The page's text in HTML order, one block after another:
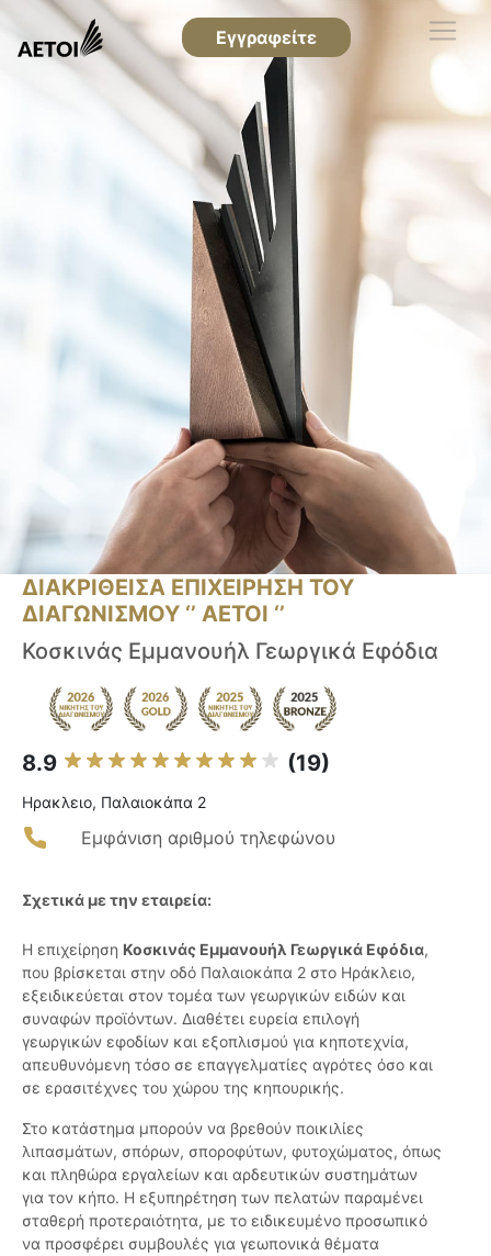
Εγγραφείτε
ΔΙΑΚΡΙΘΕΙΣΑ ΕΠΙΧΕΙΡΗΣΗ ΤΟΥ
ΔΙΑΓΩΝΙΣΜΟΥ ‘’ ΑΕΤΟΙ ‘’
Κοσκινάς Εμμανουήλ Γεωργικά Εφόδια
8.9 (19)
Ηρακλειο, Παλαιοκάπα 2
Εμφάνιση αριθμού τηλεφώνου
Σχετικά με την εταιρεία:
Η επιχείρηση Κοσκινάς Εμμανουήλ Γεωργικά Εφόδια,
που βρίσκεται στην οδό Παλαιοκάπα 2 στο Ηράκλειο,
εξειδικεύεται στον τομέα των γεωργικών ειδών και
συναφών προϊόντων. Διαθέτει ευρεία επιλογή
γεωργικών εφοδίων και εξοπλισμού για κηποτεχνία,
απευθυνόμενη τόσο σε επαγγελματίες αγρότες όσο και
σε ερασιτέχνες του χώρου της κηπουρικής.
Στο κατάστημα μπορούν να βρεθούν ποικιλίες
λιπασμάτων, σπόρων, σποροφύτων, φυτοχώματος, όπως
και πληθώρα εργαλείων και αρδευτικών συστημάτων
για τον κήπο. Η εξυπηρέτηση των πελατών παραμένει
σταθερή προτεραιότητα, με το ειδικευμένο προσωπικό
να προσφέρει συμβουλές για γεωπονικά θέματα